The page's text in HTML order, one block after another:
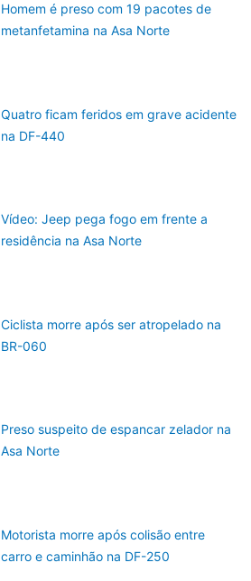
Homem é preso com 19 pacotes de
metanfetamina na Asa Norte
Quatro ficam feridos em grave acidente
na DF-440
Vídeo: Jeep pega fogo em frente a
residência na Asa Norte
Ciclista morre após ser atropelado na
BR-060
Preso suspeito de espancar zelador na
Asa Norte
Motorista morre após colisão entre
carro e caminhão na DF-250